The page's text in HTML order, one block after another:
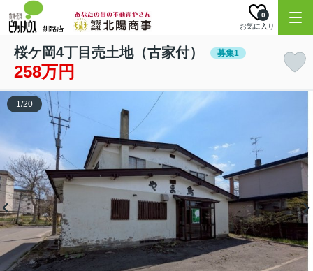
お気に入り
0
桜ケ岡4丁目売土地（古家付） 募集1
258万円
1/20